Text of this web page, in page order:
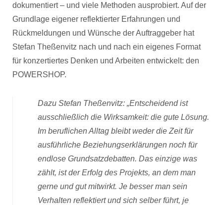
dokumentiert – und viele Methoden ausprobiert. Auf der
Grundlage eigener reflektierter Erfahrungen und
Rückmeldungen und Wünsche der Auftraggeber hat
Stefan Theßenvitz nach und nach ein eigenes Format
für konzertiertes Denken und Arbeiten entwickelt: den
POWERSHOP.
Dazu Stefan Theßenvitz: „Entscheidend ist
ausschließlich die Wirksamkeit: die gute Lösung.
Im beruflichen Alltag bleibt weder die Zeit für
ausführliche Beziehungserklärungen noch für
endlose Grundsatzdebatten. Das einzige was
zählt, ist der Erfolg des Projekts, an dem man
gerne und gut mitwirkt. Je besser man sein
Verhalten reflektiert und sich selber führt, je